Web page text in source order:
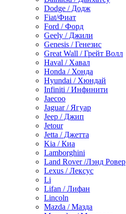
Dodge / Додж
Fiat/Фиат
Ford / Форд
Geely / Джили
Genesis / Генезис
Great Wall / Грейт Волл
Haval / Хавал
Honda / Хонда
Hyundai / Хюндай
Infiniti / Инфинити
Jaecoo
Jaguar / Ягуар
Jeep / Джип
Jetour
Jetta / Джетта
Kia / Киа
Lamborghini
Land Rover /Лэнд Ровер
Lexus / Лексус
Li
Lifan / Лифан
Lincoln
Mazda / Мазда